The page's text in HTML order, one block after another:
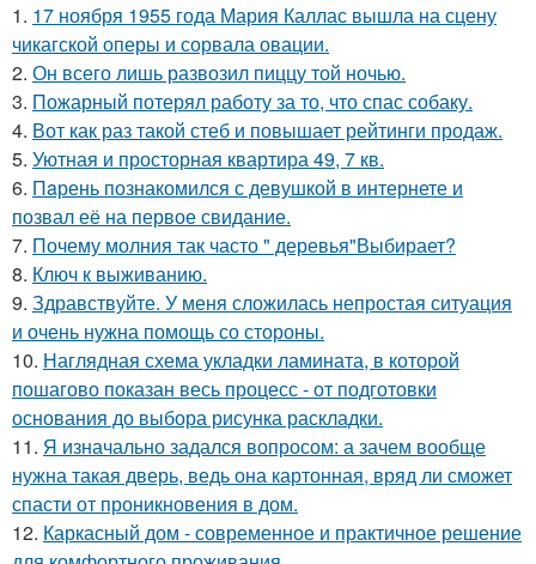
1. 17 ноября 1955 года Мария Каллас вышла на сцену
чикагской оперы и сорвала овации.
2. Он всего лишь развозил пиццу той ночью.
3. Пожарный потерял работу за то, что спас собаку.
4. Вот как раз такой стеб и повышает рейтинги продаж.
5. Уютная и просторная квартира 49, 7 кв.
6. Пaрень познакомился с девушкой в интернете и
позвал её на первое свидание.
7. Почему молния так часто " деревья"Выбирает?
8. Ключ к выживанию.
9. Здравствуйте. У меня сложилась непростая ситуация
и очень нужна помощь со стороны.
10. Наглядная схема укладки ламината, в которой
пошагово показан весь процесс - от подготовки
основания до выбора рисунка раскладки.
11. Я изначально задался вопросом: а зачем вообще
нужна такая дверь, ведь она картонная, вряд ли сможет
спасти от проникновения в дом.
12. Каркасный дом - современное и практичное решение